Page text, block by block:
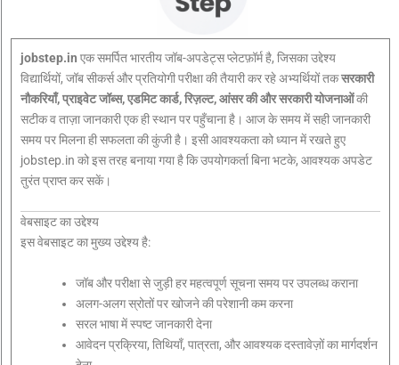
jobstep.in एक समर्पित भारतीय जॉब-अपडेट्स प्लेटफ़ॉर्म है, जिसका उद्देश्य
विद्यार्थियों, जॉब सीकर्स और प्रतियोगी परीक्षा की तैयारी कर रहे अभ्यर्थियों तकसरकारी
नौकरियाँ, प्राइवेट जॉब्स, एडमिट कार्ड, रिज़ल्ट, आंसर की और सरकारी योजनाओंकी
सटीक व ताज़ा जानकारी एक ही स्थान पर पहुँचाना है। आज के समय में सही जानकारी
समय पर मिलना ही सफलता की कुंजी है। इसी आवश्यकता को ध्यान में रखते हुए
jobstep.in को इस तरह बनाया गया है कि उपयोगकर्ता बिना भटके, आवश्यक अपडेट
तुरंत प्राप्त कर सकें।
वेबसाइट का उद्देश्य
इस वेबसाइट का मुख्य उद्देश्य है:
जॉब और परीक्षा से जुड़ी हर महत्वपूर्ण सूचना समय पर उपलब्ध कराना
अलग-अलग स्रोतों पर खोजने की परेशानी कम करना
सरल भाषा में स्पष्ट जानकारी देना
आवेदन प्रक्रिया, तिथियाँ, पात्रता, और आवश्यक दस्तावेज़ों का मार्गदर्शन